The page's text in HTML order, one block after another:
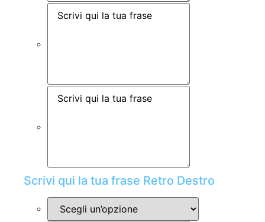
Scrivi qui la tua frase Retro Destro